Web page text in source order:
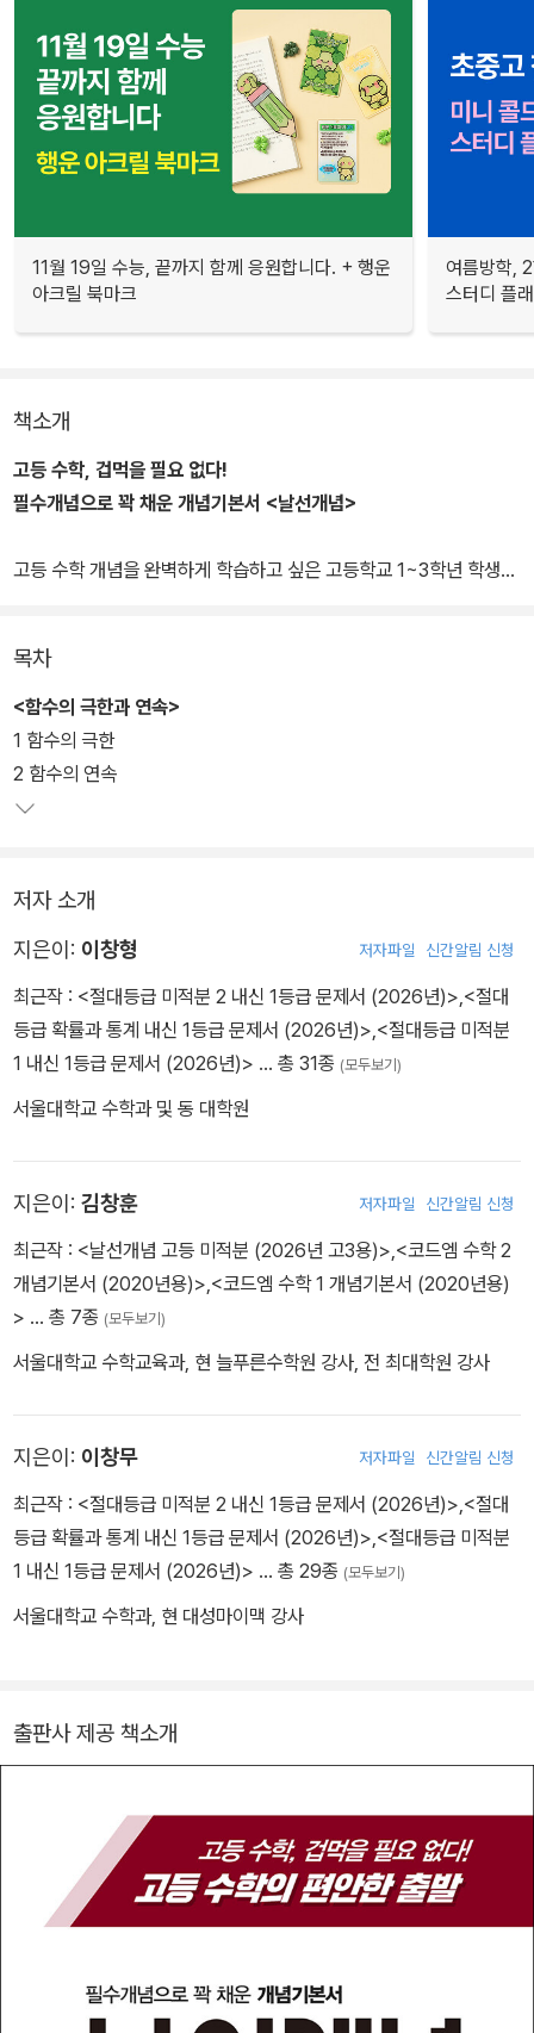
11월 19일 수능, 끝까지 함께 응원합니다. + 행운
아크릴 북마크
여름방학,
스터디 플
책소개
고등 수학, 겁먹을 필요 없다!
필수개념으로 꽉 채운 개념기본서 <날선개념>
고등 수학 개념을 완벽하게 학습하고 싶은 고등학교 1~3학년 학생에
날선Q로 생각하는 힘을 기르고 깊이 있는 개념 학습 가능
학습 계획부터 오답 노트까지! 날선개념만의 필살기 '날선개념 학습
Note 제공'
목차
<함수의 극한과 연속>
1 함수의 극한
2 함수의 연속
저자 소개
지은이: 이창형 저자파일 신간알림 신청
최근작 : <절대등급 미적분 2 내신 1등급 문제서 (2026년)>,<절대
등급 확률과 통계 내신 1등급 문제서 (2026년)>,<절대등급 미적분
1 내신 1등급 문제서 (2026년)> … 총 31종 (모두보기)
서울대학교 수학과 및 동 대학원
지은이: 김창훈 저자파일 신간알림 신청
최근작 : <날선개념 고등 미적분 (2026년 고3용)>,<코드엠 수학 2
개념기본서 (2020년용)>,<코드엠 수학 1 개념기본서 (2020년용)
> … 총 7종 (모두보기)
서울대학교 수학교육과, 현 늘푸른수학원 강사, 전 최대학원 강사
지은이: 이창무 저자파일 신간알림 신청
최근작 : <절대등급 미적분 2 내신 1등급 문제서 (2026년)>,<절대
등급 확률과 통계 내신 1등급 문제서 (2026년)>,<절대등급 미적분
1 내신 1등급 문제서 (2026년)> … 총 29종 (모두보기)
서울대학교 수학과, 현 대성마이맥 강사
출판사 제공 책소개